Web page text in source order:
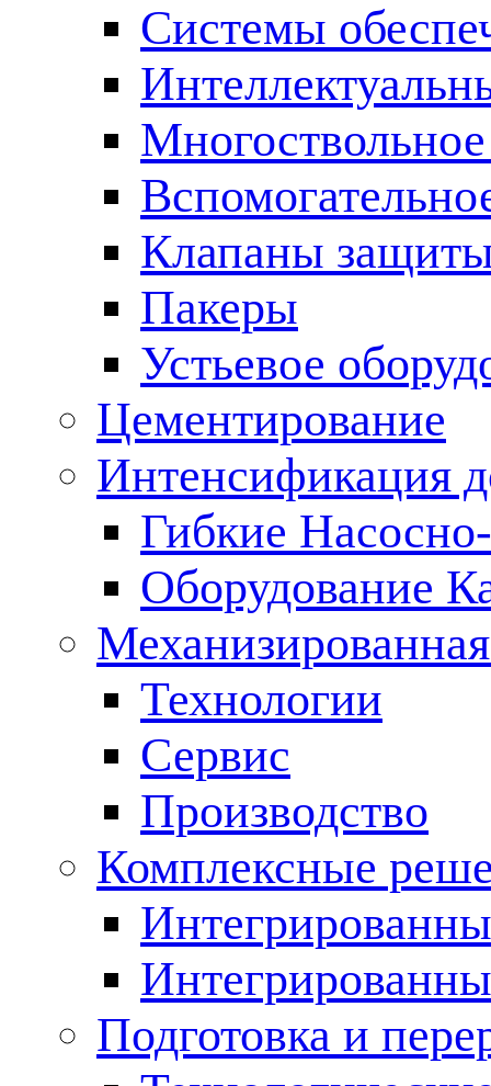
Cистемы
Клапаны
Пакеры
Устьевое
Цементирование
Интенсификация
Гибкие
Оборудование
Технологии
Сервис
Производство
Комплексные
Подготовка и